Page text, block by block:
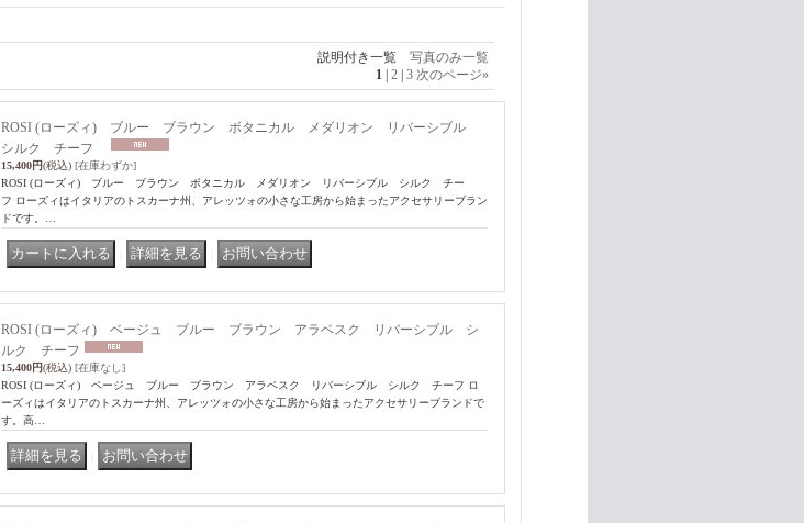
説明付き一覧 写真のみ一覧
1 2 3 次のページ»
ROSI (ローズィ) ブルー ブラウン ボタニカル メダリオン リバーシブル
シルク チーフ
15,400円(税込) [在庫わずか]
ROSI (ローズィ) ブルー ブラウン ボタニカル メダリオン リバーシブル シルク チー
フ ローズィはイタリアのトスカーナ州、アレッツォの小さな工房から始まったアクセサリーブラン
ドです。…
ROSI (ローズィ) ベージュ ブルー ブラウン アラベスク リバーシブル シ
ルク チーフ
15,400円(税込) [在庫なし]
ROSI (ローズィ) ベージュ ブルー ブラウン アラベスク リバーシブル シルク チーフ ロ
ーズィはイタリアのトスカーナ州、アレッツォの小さな工房から始まったアクセサリーブランドで
す。高…